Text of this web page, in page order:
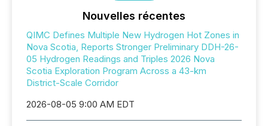
Nouvelles récentes
QIMC Defines Multiple New Hydrogen Hot Zones in
Nova Scotia, Reports Stronger Preliminary DDH-26-
05 Hydrogen Readings and Triples 2026 Nova
Scotia Exploration Program Across a 43-km
District-Scale Corridor
2026-08-05 9:00 AM EDT